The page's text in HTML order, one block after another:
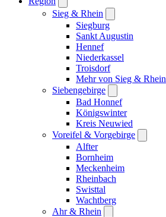
Sieg & Rhein
Siegburg
Sankt Augustin
Hennef
Niederkassel
Troisdorf
Mehr von Sieg & Rhein
Siebengebirge
Bad Honnef
Königswinter
Kreis Neuwied
Voreifel & Vorgebirge
Alfter
Bornheim
Meckenheim
Rheinbach
Swisttal
Wachtberg
Ahr & Rhein